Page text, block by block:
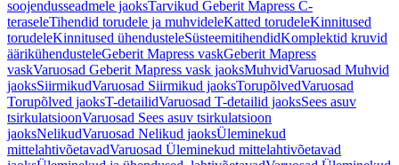
soojendusseadmele jaoksTarvikud Geberit Mapress C-
teraseleTihendid torudele ja muhvideleKatted torudeleKinnitused
torudeleKinnitused ühendusteleSüsteemitihendidKomplektid kruvid
äärikühendusteleGeberit Mapress vaskGeberit Mapress
vaskVaruosad Geberit Mapress vask jaoksMuhvidVaruosad Muhvid
jaoksSiirmikudVaruosad Siirmikud jaoksTorupõlvedVaruosad
Torupõlved jaoksT-detailidVaruosad T-detailid jaoksSees asuv
tsirkulatsioonVaruosad Sees asuv tsirkulatsioon
jaoksNelikudVaruosad Nelikud jaoksÜleminekud
mittelahtivõetavadVaruosad Üleminekud mittelahtivõetavad